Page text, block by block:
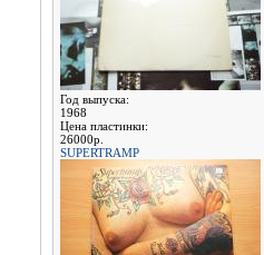
Год выпуска:
1968
Цена пластинки:
26000р.
SUPERTRAMP